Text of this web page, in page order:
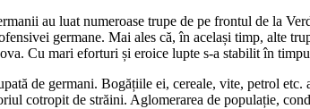
au luat numeroase trupe de pe frontul de la
germane. Mai ales că, în același timp, alte
Cu mari eforturi și eroice lupte s-a stabilit în
de germani. Bogățiile ei, cereale, vite, petrol
cotropit de străini. Aglomerarea de populație,